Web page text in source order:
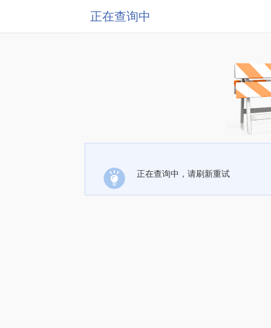
正在查询中
正在查询中，请刷新重试